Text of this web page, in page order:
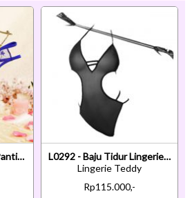
P635 - Celana Dalam Panties Hipster Biru Transparan Crotchless Bordir Bunga Tali 2
L0292 - Baju Tidur Lingerie Teddy Bodysuit Dress Halter Hitam Transparan Tali Ikat Tangan
Lingerie Teddy
Rp115.000,-